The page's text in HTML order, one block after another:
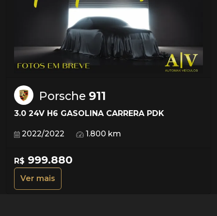
Porsche 911
3.0 24V H6 GASOLINA CARRERA PDK
2022/2022 1.800 km
R$ 999.880
Ver mais